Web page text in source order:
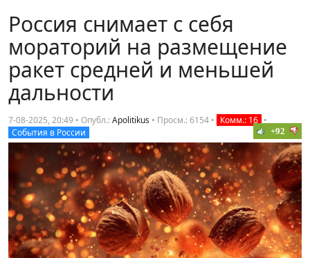
Россия снимает с себя
мораторий на размещение
ракет средней и меньшей
дальности
7-08-2025, 20:49 • Опубл.:Apolitikus • Просм.: 6154 • Комм.: 16 •
События в России
+92